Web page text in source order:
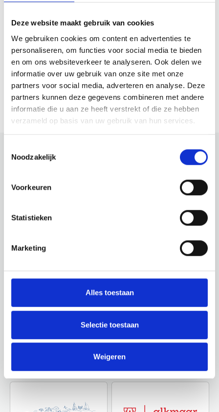
Deze website maakt gebruik van cookies
We gebruiken cookies om content en advertenties te
personaliseren, om functies voor social media te bieden
en om ons websiteverkeer te analyseren. Ook delen we
informatie over uw gebruik van onze site met onze
partners voor social media, adverteren en analyse. Deze
partners kunnen deze gegevens combineren met andere
informatie die u aan ze heeft verstrekt of die ze hebben
verzameld op basis van uw gebruik van hun services.
Noodzakelijk
Voorkeuren
Statistieken
Marketing
Alles toestaan
Selectie toestaan
Weigeren
Website
Bezoek website
Ontdek de rest van de regio! Bekijk de andere
nog meer te bieden heeft.